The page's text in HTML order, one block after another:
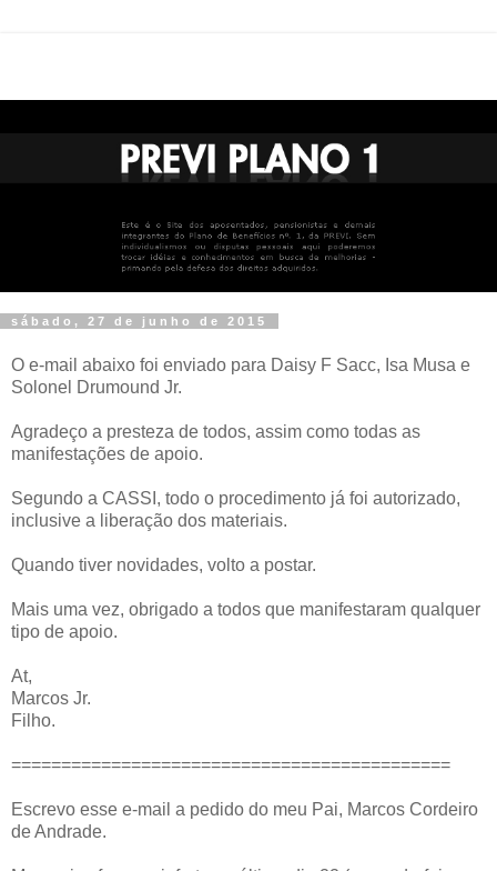
sábado, 27 de junho de 2015
O e-mail abaixo foi enviado para Daisy F Sacc, Isa Musa e
Solonel Drumound Jr.
Agradeço a presteza de todos, assim como todas as
manifestações de apoio.
Segundo a CASSI, todo o procedimento já foi autorizado,
inclusive a liberação dos materiais.
Quando tiver novidades, volto a postar.
Mais uma vez, obrigado a todos que manifestaram qualquer
tipo de apoio.
At,
Marcos Jr.
Filho.
============================================
Escrevo esse e-mail a pedido do meu Pai, Marcos Cordeiro
de Andrade.